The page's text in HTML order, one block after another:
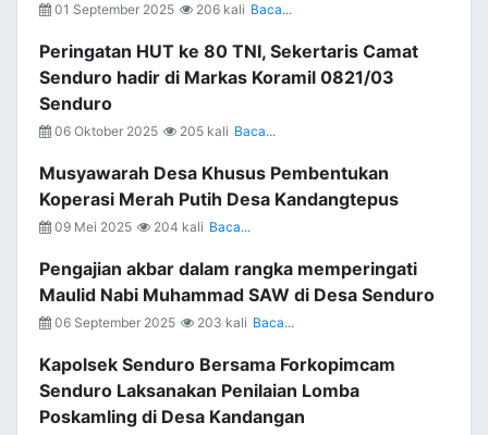
01 September 2025 206 kali Baca...
Peringatan HUT ke 80 TNI, Sekertaris Camat
Senduro hadir di Markas Koramil 0821/03
Senduro
06 Oktober 2025 205 kali Baca...
Musyawarah Desa Khusus Pembentukan
Koperasi Merah Putih Desa Kandangtepus
09 Mei 2025 204 kali Baca...
Pengajian akbar dalam rangka memperingati
Maulid Nabi Muhammad SAW di Desa Senduro
06 September 2025 203 kali Baca...
Kapolsek Senduro Bersama Forkopimcam
Senduro Laksanakan Penilaian Lomba
Poskamling di Desa Kandangan